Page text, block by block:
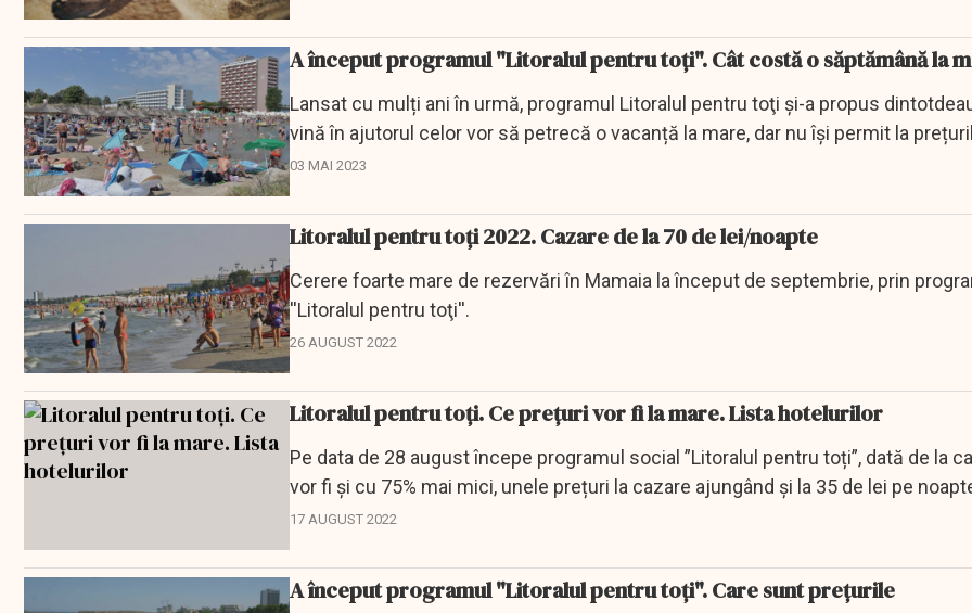
A început programul "Litoralul pentru toţi". Cât costă o săptămână la
Lansat cu mulți ani în urmă, programul Litoralul pentru toţi și-a propus
vină în ajutorul celor vor să petrecă o vacanță la mare, dar nu își permit la
03 MAI 2023
Litoralul pentru toţi 2022. Cazare de la 70 de lei/noapte
Cerere foarte mare de rezervări în Mamaia la început de septembrie, prin
''Litoralul pentru toţi''.
26 AUGUST 2022
Litoralul pentru toți. Ce prețuri vor fi la mare. Lista hotelurilor
Pe data de 28 august începe programul social ”Litoralul pentru toți”, dată de la
vor fi și cu 75% mai mici, unele prețuri la cazare ajungând și la 35 de lei pe
o...
17 AUGUST 2022
A început programul "Litoralul pentru toţi". Care sunt preţurile